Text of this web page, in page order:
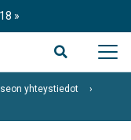
yhteystiedot